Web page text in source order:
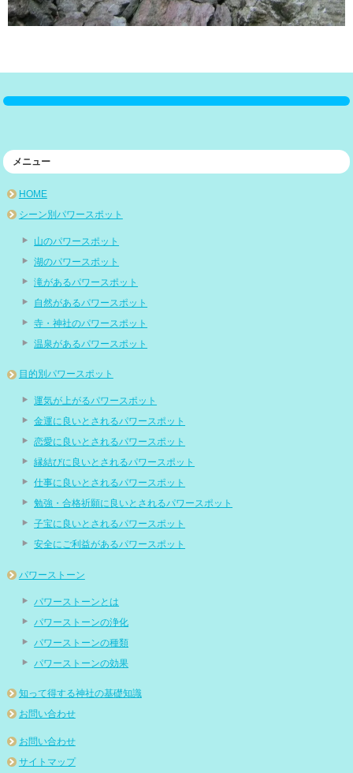
メニュー
HOME
シーン別パワースポット
山のパワースポット
湖のパワースポット
滝があるパワースポット
自然があるパワースポット
寺・神社のパワースポット
温泉があるパワースポット
目的別パワースポット
運気が上がるパワースポット
金運に良いとされるパワースポット
恋愛に良いとされるパワースポット
縁結びに良いとされるパワースポット
仕事に良いとされるパワースポット
勉強・合格祈願に良いとされるパワースポット
子宝に良いとされるパワースポット
安全にご利益があるパワースポット
パワーストーン
パワーストーンとは
パワーストーンの浄化
パワーストーンの種類
パワーストーンの効果
知って得する神社の基礎知識
お問い合わせ
お問い合わせ
サイトマップ